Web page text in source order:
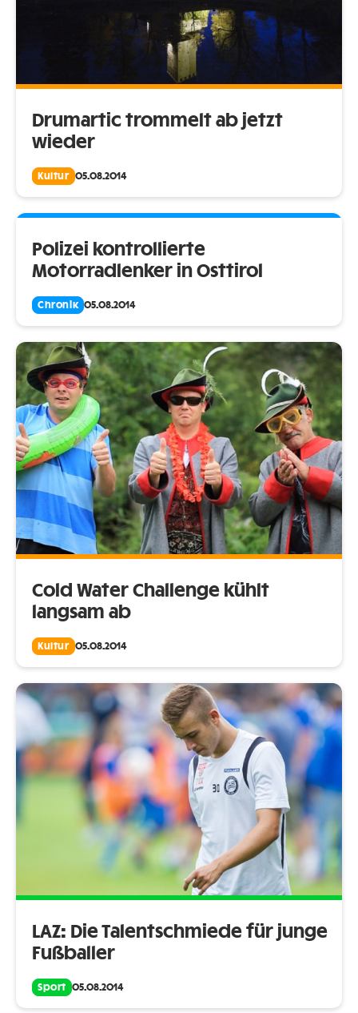
Drumartic trommelt ab jetzt
wieder
Kultur 05.08.2014
Polizei kontrollierte
Motorradlenker in Osttirol
Chronik 05.08.2014
Cold Water Challenge kühlt
langsam ab
Kultur 05.08.2014
LAZ: Die Talentschmiede für junge
Fußballer
Sport 05.08.2014